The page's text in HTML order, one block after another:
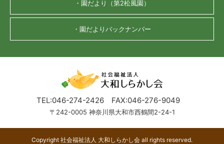
・園だより（第2松風園）
・園だよりバックナンバー
TEL:046-274-2426 FAX:046-276-9049
〒242-0005 神奈川県大和市西鶴間2-24-1
Copyright 社会福祉法人 大和しらかし会 all rights reserved.